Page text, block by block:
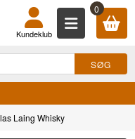
0
Kundeklub
Laing Whisky